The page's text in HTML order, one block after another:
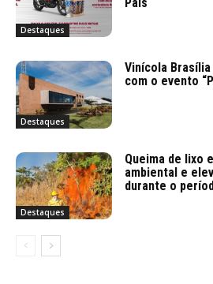
Destaques
Pais
Destaques
Vinícola
com o evento
Destaques
Queima de lixo
ambiental e
durante o